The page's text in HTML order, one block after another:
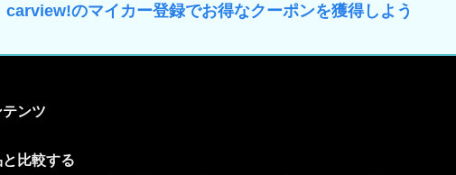
carview!のマイカー登録でお得なクーポンを獲得しよう
ンツ
比較する